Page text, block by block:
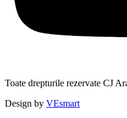
Toate drepturile rezervate CJ
Design by VEsmart